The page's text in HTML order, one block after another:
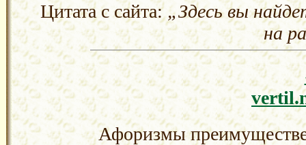
Цитата с сайта:„Здесь вы
на
Афоризмы